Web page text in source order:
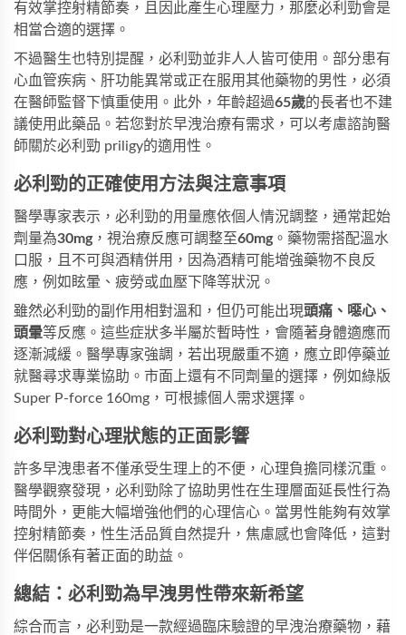
有效掌控射精節奏，且因此產生心理壓力，那麼必利勁會是
相當合適的選擇。
不過醫生也特別提醒，必利勁並非人人皆可使用。部分患有
心血管疾病、肝功能異常或正在服用其他藥物的男性，必須
在醫師監督下慎重使用。此外，年齡超過65歲的長者也不建
議使用此藥品。若您對於早洩治療有需求，可以考慮諮詢醫
師關於必利勁 priligy的適用性。
必利勁的正確使用方法與注意事項
醫學專家表示，必利勁的用量應依個人情況調整，通常起始
劑量為30mg，視治療反應可調整至60mg。藥物需搭配溫水
口服，且不可與酒精併用，因為酒精可能增強藥物不良反
應，例如眩暈、疲勞或血壓下降等狀況。
雖然必利勁的副作用相對溫和，但仍可能出現頭痛、噁心、
頭暈等反應。這些症狀多半屬於暫時性，會隨著身體適應而
逐漸減緩。醫學專家強調，若出現嚴重不適，應立即停藥並
就醫尋求專業協助。市面上還有不同劑量的選擇，例如綠版
Super P-force 160mg ，可根據個人需求選擇。
必利勁對心理狀態的正面影響
許多早洩患者不僅承受生理上的不便，心理負擔同樣沉重。
醫學觀察發現，必利勁除了協助男性在生理層面延長性行為
時間外，更能大幅增強他們的心理信心。當男性能夠有效掌
控射精節奏，性生活品質自然提升，焦慮感也會降低，這對
伴侶關係有著正面的助益。
總結：必利勁為早洩男性帶來新希望
綜合而言，必利勁是一款經過臨床驗證的早洩治療藥物，藉